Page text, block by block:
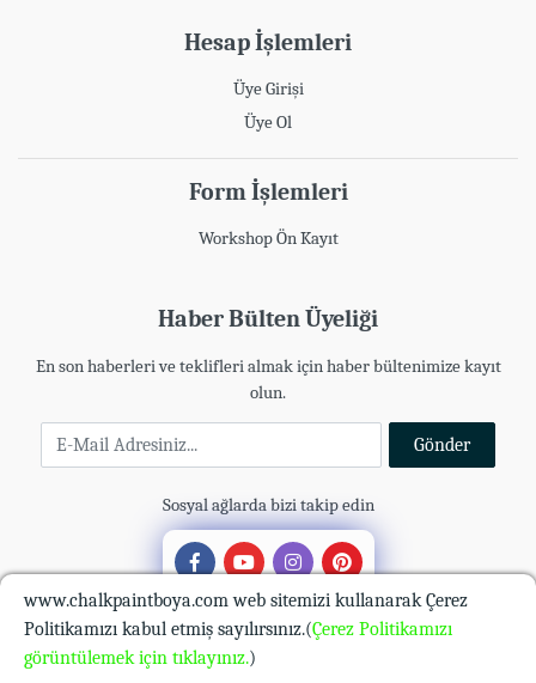
Hesap İşlemleri
Üye Girişi
Üye Ol
Form İşlemleri
Workshop Ön Kayıt
Haber Bülten Üyeliği
En son haberleri ve teklifleri almak için haber bültenimize kayıt
olun.
E-Mail Adresiniz
Gönder
Sosyal ağlarda bizi takip edin
www.chalkpaintboya.com web sitemizi kullanarak Çerez
Politikamızı kabul etmiş sayılırsınız.(Çerez Politikamızı
görüntülemek için tıklayınız.)